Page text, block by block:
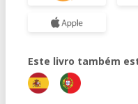
Este livro também